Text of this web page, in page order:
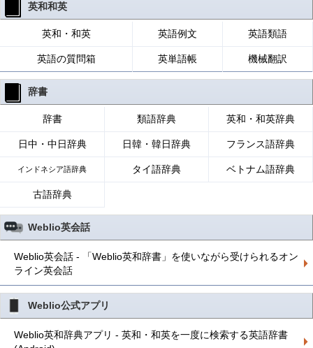
英和和英
英和・和英 英語例文 英語類語
英語の質問箱 英単語帳 機械翻訳
辞書
辞書 類語辞典 英和・和英辞典
日中・中日辞典 日韓・韓日辞典 フランス語辞典
インドネシア語辞典 タイ語辞典 ベトナム語辞典
古語辞典
Weblio英会話
Weblio英会話 - 「Weblio英和辞書」を使いながら受けられるオン
ライン英会話
Weblio公式アプリ
Weblio英和辞典アプリ - 英和・和英を一度に検索する英語辞書